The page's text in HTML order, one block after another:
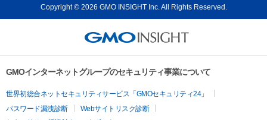
Copyright © 2026 GMO INSIGHT Inc. All Rights Reserved.
GMOインターネットグループのセキュリティ事業について
世界初総合ネットセキュリティサービス「GMOセキュリティ24」
パスワード漏洩診断
Webサイトリスク診断